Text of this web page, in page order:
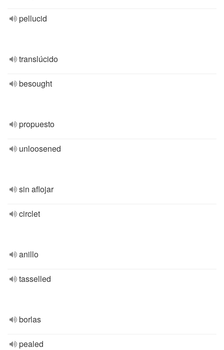
pellucid
translúcido
besought
propuesto
unloosened
sin aflojar
circlet
anillo
tasselled
borlas
pealed